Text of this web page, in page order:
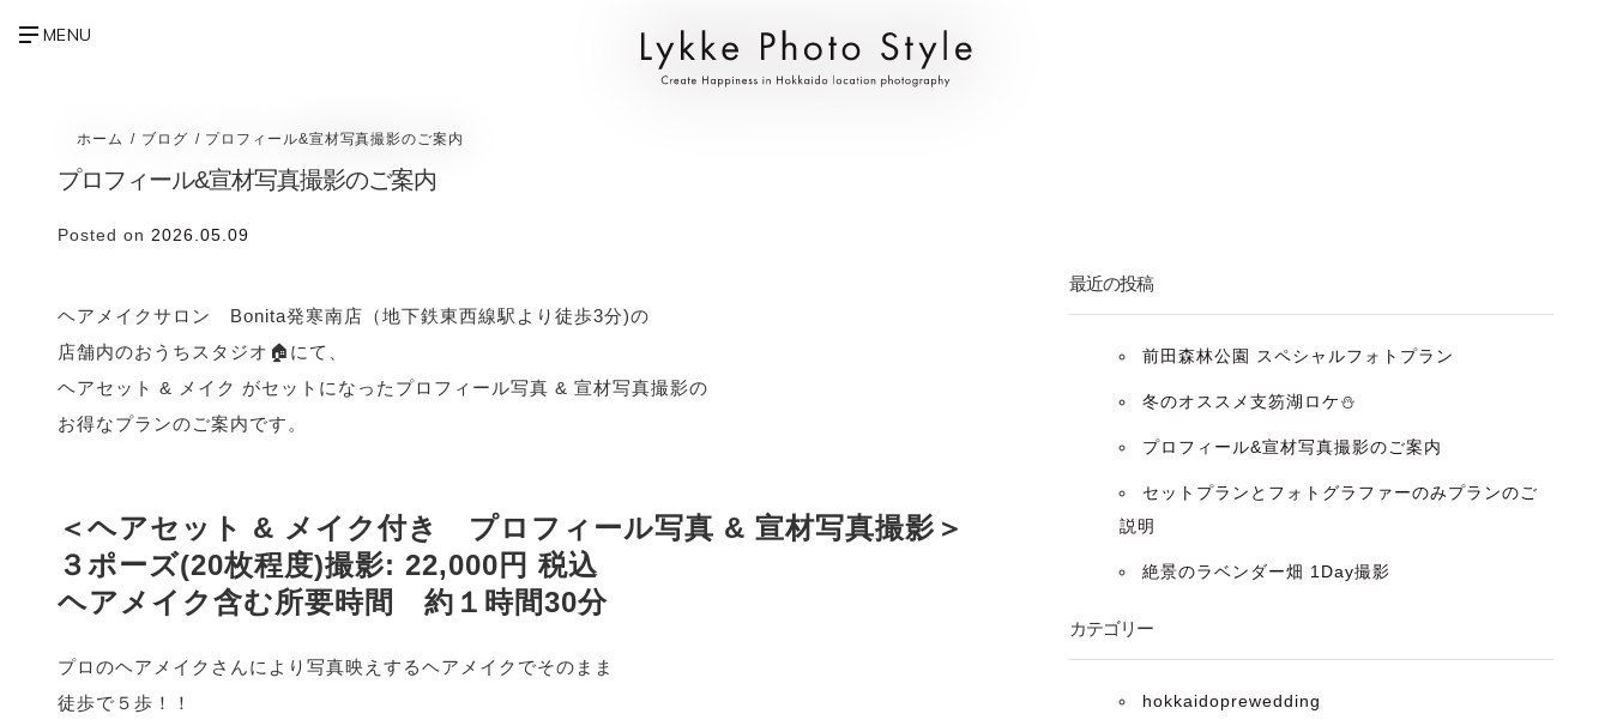
ホーム ブログ プロフィール&宣材写真撮影のご案内
プロフィール&宣材写真撮影のご案内
Posted on 2026.05.09
ヘアメイクサロン Bonita発寒南店（地下鉄東西線駅より徒歩3分)の
店舗内のおうちスタジオ🏠にて、
ヘアセット & メイク がセットになったプロフィール写真 & 宣材写真撮影の
お得なプランのご案内です。
＜ヘアセット & メイク付き プロフィール写真 & 宣材写真撮影＞
３ポーズ(20枚程度)撮影: 22,000円 税込
ヘアメイク含む所要時間 約１時間30分
プロのヘアメイクさんにより写真映えするヘアメイクでそのまま
徒歩で５歩！！
最近の投稿
前田森林公園 スペシャルフォトプラン
冬のオススメ支笏湖ロケ⛄️
プロフィール&宣材写真撮影のご案内
セットプランとフォトグラファーのみプランのご
説明
絶景のラベンダー畑 1Day撮影
カテゴリー
hokkaidoprewedding